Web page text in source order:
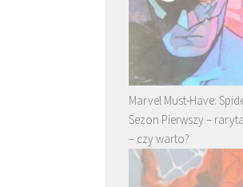
Marvel Must-Have:
Sezon Pierwszy –
– czy warto?